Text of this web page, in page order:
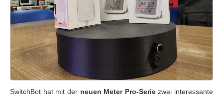
SwitchBot hat mit der neuen Meter Pro-Seriezwei interessante